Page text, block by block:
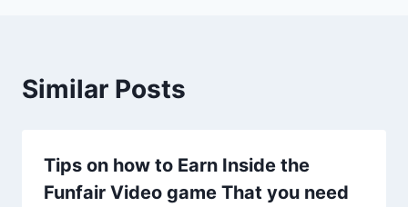
Similar Posts
Tips on how to Earn Inside the
Funfair Video game That you need